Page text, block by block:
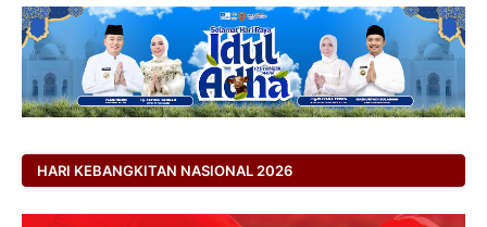
HARI KEBANGKITAN NASIONAL 2026